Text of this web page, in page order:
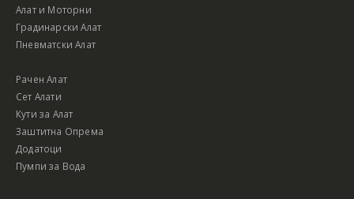
Алат и Моторни
Градинарски Алат
Пневматски Алат
Рачен Алат
Сет Алати
Кути за Алат
Заштитна Опрема
Додатоци
Пумпи за Вода